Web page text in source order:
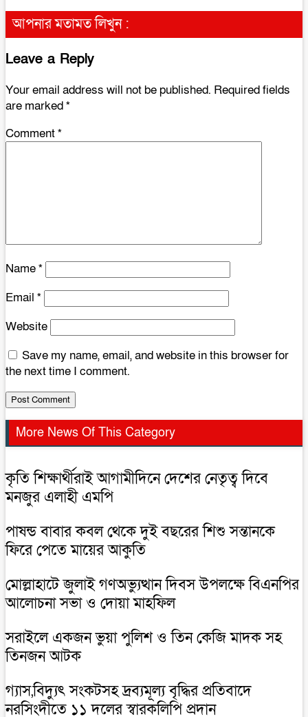
আপনার মতামত লিখুন :
Leave a Reply
Your email address will not be published. Required fields
are marked*
Comment*
Name*
Email *
Website
Save my name, email, and website in this browser for
the next time I comment.
More News Of This Category
কৃতি শিক্ষার্থীরাই আগামীদিনে দেশের নেতৃত্ব দিবে
মনজুর এলাহী এমপি
পাষন্ড বাবার কবল থেকে দুই বছরের শিশু সন্তানকে
ফিরে পেতে মায়ের আকুতি
মোল্লাহাটে জুলাই গণঅভ্যুত্থান দিবস উপলক্ষে বিএনপির
আলোচনা সভা ও দোয়া মাহফিল
সরাইলে একজন ভুয়া পুলিশ ও তিন কেজি মাদক সহ
তিনজন আটক
গ্যাস,বিদ্যুৎ সংকটসহ দ্রব্যমূল্য বৃদ্ধির প্রতিবাদে
নরসিংদীতে ১১ দলের স্বারকলিপি প্রদান